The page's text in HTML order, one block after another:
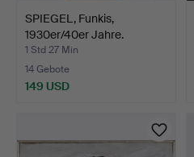
SPIEGEL, Funkis,
1930er/40er Jahre.
1 Std 27 Min
14 Gebote
149 USD